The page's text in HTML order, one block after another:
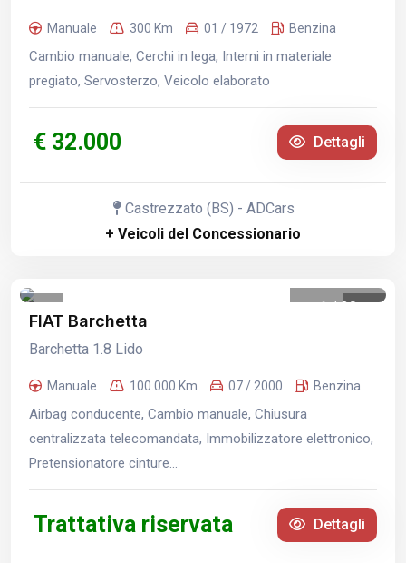
Manuale 300 Km 01 / 1972 Benzina
Cambio manuale, Cerchi in lega, Interni in materiale
pregiato, Servosterzo, Veicolo elaborato
€ 32.000 Dettagli
Castrezzato (BS) - ADCars
+ Veicoli del Concessionario
1 /30
FIAT Barchetta
Barchetta 1.8 Lido
Manuale 100.000 Km 07 / 2000 Benzina
Airbag conducente, Cambio manuale, Chiusura
centralizzata telecomandata, Immobilizzatore elettronico,
Pretensionatore cinture...
Trattativa riservata Dettagli